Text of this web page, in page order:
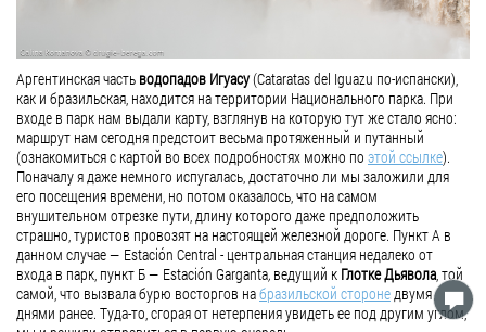
Аргентинская часть водопадов Игуасу(Cataratas del Iguazu по-испански),
как и бразильская, находится на территории Национального парка. При
входе в парк нам выдали карту, взглянув на которую тут же стало ясно:
маршрут нам сегодня предстоит весьма протяженный и путанный
(ознакомиться с картой во всех подробностях можно по этой ссылке).
Поначалу я даже немного испугалась, достаточно ли мы заложили для
его посещения времени, но потом оказалось, что на самом
внушительном отрезке пути, длину которого даже предположить
страшно, туристов провозят на настоящей железной дороге. Пункт А в
данном случае — Estación Central - центральная станция недалеко от
входа в парк, пункт Б — Estación Garganta, ведущий к Глотке Дьявола, той
самой, что вызвала бурю восторгов набразильской сторонедвумя
днями ранее. Туда-то, сгорая от нетерпения увидеть ее под другим углом,